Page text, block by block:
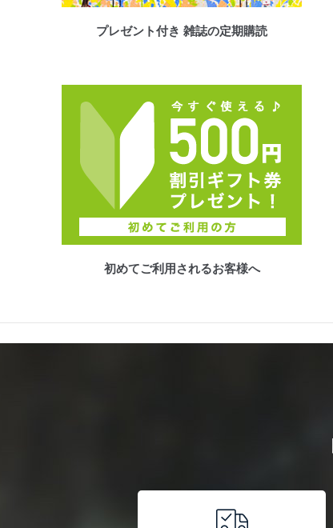
プレゼント付き 雑誌の定期購読
初めてご利用されるお客様へ